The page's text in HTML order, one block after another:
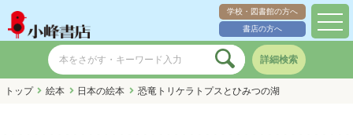
学校・図書館の方へ
書店の方へ
詳細検索
トップ 絵本 日本の絵本 恐竜トリケラトプスとひみつの湖